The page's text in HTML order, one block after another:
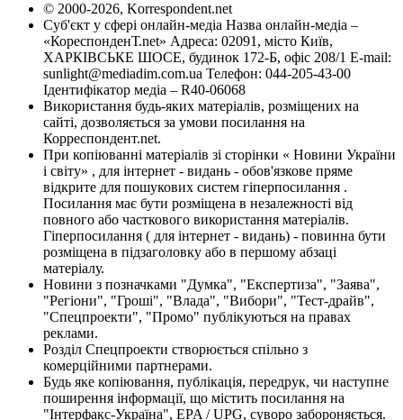
© 2000-2026, Korrespondent.net
Суб'єкт у сфері онлайн-медіа Назва онлайн-медіа –
«КореспонденТ.net» Адреса: 02091, місто Київ,
ХАРКІВСЬКЕ ШОСЕ, будинок 172-Б, офіс 208/1 E-mail:
sunlight@mediadim.com.ua Телефон: 044-205-43-00
Ідентифікатор медіа – R40-06068
Використання будь-яких матеріалів, розміщених на
сайті, дозволяється за умови посилання на
Корреспондент.net.
При копіюванні матеріалів зі сторінки « Новини України
і світу» , для інтернет - видань - обов'язкове пряме
відкрите для пошукових систем гіперпосилання .
Посилання має бути розміщена в незалежності від
повного або часткового використання матеріалів.
Гіперпосилання ( для інтернет - видань) - повинна бути
розміщена в підзаголовку або в першому абзаці
матеріалу.
Новини з позначками "Думка", "Експертиза", "Заява",
"Регіони", "Гроші", "Влада", "Вибори", "Тест-драйв",
"Спецпроекти", "Промо" публікуються на правах
реклами.
Розділ Спецпроекти створюється спільно з
комерційними партнерами.
Будь яке копіювання, публікація, передрук, чи наступне
поширення інформації, що містить посилання на
"Інтерфакс-Україна", EPA / UPG, суворо забороняється.